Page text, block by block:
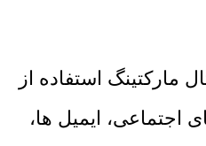
مارکتینگ استفاده از
اجتماعی، ایمیل ‌ها،